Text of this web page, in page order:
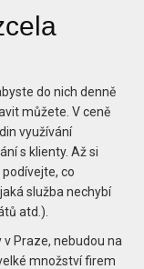
do nich denně
můžete. V ceně
využívání
s klienty. Až si
co
služba nechybí
atd.).
Praze, nebudou na
množství firem